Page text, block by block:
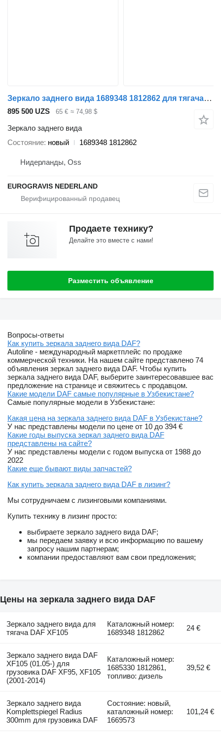
Зеркало заднего вида 1689348 1812862 для тягача DAF XF / CF
895 500 UZS 65 € ≈ 74,98 $
Зеркало заднего вида
Состояние новый 1689348 1812862
Нидерланды, Oss
EUROGRAVIS NEDERLAND
Продаете технику?
Делайте это вместе с нами!
Разместить объявление
Вопросы-ответы
Как купить зеркала заднего вида DAF?
Autoline - международный маркетплейс по продаже
коммерческой техники. На нашем сайте представлено 74
объявления зеркал заднего вида DAF. Чтобы купить
зеркала заднего вида DAF, выберите заинтересовавшее вас
предложение на странице и свяжитесь с продавцом.
Какие модели DAF самые популярные в Узбекистане?
Самые популярные модели в Узбекистане:
Какая цена на зеркала заднего вида DAF в Узбекистане?
У нас представлены модели по цене от 10 до 394 €
Какие годы выпуска зеркал заднего вида DAF
представлены на сайте?
У нас представлены модели с годом выпуска от 1988 до
2022
Какие еще бывают виды запчастей?
Как купить зеркала заднего вида DAF в лизинг?
Мы сотрудничаем с лизинговыми компаниями.
Купить технику в лизинг просто:
выбираете зеркало заднего вида DAF;
мы передаем заявку и всю информацию по вашему
запросу нашим партнерам;
компании предоставляют вам свои предложения;
Цены на зеркала заднего вида DAF
Зеркало заднего вида для
тягача DAF XF105
Каталожный номер:
1689348 1812862
24 €
Зеркало заднего вида DAF
XF105 (01.05-) для
грузовика DAF XF95, XF105
(2001-2014)
Каталожный номер:
1685330 1812861,
топливо: дизель
39,52 €
Зеркало заднего вида
Komplettspiegel Radius
300mm для грузовика DAF
Состояние: новый,
каталожный номер:
1669573
101,24 €